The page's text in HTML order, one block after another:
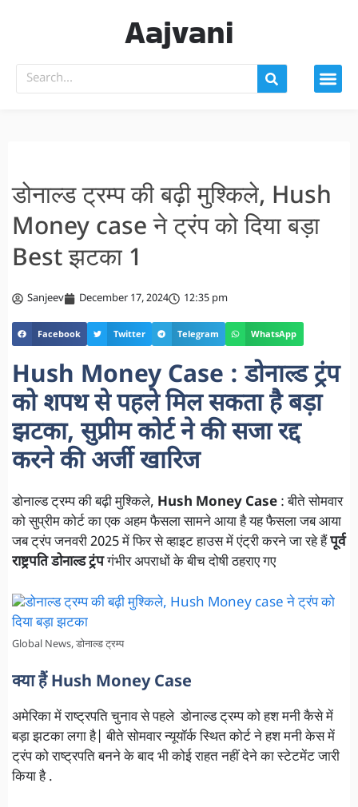
Aajvani
डोनाल्ड ट्रम्प की बढ़ी मुश्किले, Hush
Money case ने ट्रंप को दिया बड़ा
Best झटका 1
Sanjeev December 17, 2024 12:35 pm
Facebook Twitter Telegram WhatsApp
Hush Money Case : डोनाल्ड ट्रंप
को शपथ से पहले मिल सकता है बड़ा
झटका, सुप्रीम कोर्ट ने की सजा रद्द
करने की अर्जी खारिज
डोनाल्ड ट्रम्प की बढ़ी मुश्किले, Hush Money Case : बीते सोमवार
को सुप्रीम कोर्ट का एक अहम फैसला सामने आया है यह फैसला जब आया
जब ट्रंप जनवरी 2025 में फिर से व्हाइट हाउस में एंट्री करने जा रहे हैंपूर्व
राष्ट्रपति डोनाल्ड ट्रंपगंभीर अपराधों के बीच दोषी ठहराए गए
Global News, डोनाल्ड ट्रम्प
क्या हैं Hush Money Case
अमेरिका में राष्ट्रपति चुनाव से पहले डोनाल्ड ट्रम्प को हश मनी कैसे में
बड़ा झटका लगा है| बीते सोमवार न्यूयॉर्क स्थित कोर्ट ने हश मनी केस में
ट्रंप को राष्ट्रपति बनने के बाद भी कोई राहत नहीं देने का स्टेटमेंट जारी
किया है .